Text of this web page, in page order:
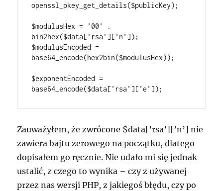
openssl_pkey_get_details($publicKey);
$modulusHex = '00' .
bin2hex($data['rsa']['n']);
$modulusEncoded =
base64_encode(hex2bin($modulusHex));
$exponentEncoded =
base64_encode($data['rsa']['e']);
Zauważyłem, że zwrócone $data[’rsa’][’n’] nie
zawiera bajtu zerowego na początku, dlatego
dopisałem go ręcznie. Nie udało mi się jednak
ustalić, z czego to wynika – czy z używanej
przez nas wersji PHP, z jakiegoś błędu, czy po